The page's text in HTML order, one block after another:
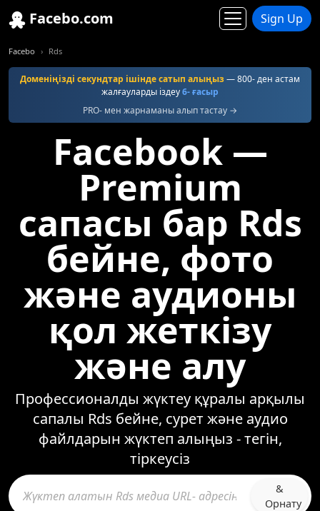
Facebo.com Sign Up
Facebo Rds
Доменіңізді секундтар ішінде сатып алыңыз— 800- ден астам
жалғауларды іздеу6- ғасыр
PRO- мен жарнаманы алып тастау →
Facebook —
Premium
сапасы бар Rds
бейне, фото
және аудионы
қол жеткізу
және алу
Профессионалды жүктеу құралы арқылы
сапалы Rds бейне, сурет және аудио
файлдарын жүктеп алыңыз - тегін,
тіркеусіз
&
Орнату